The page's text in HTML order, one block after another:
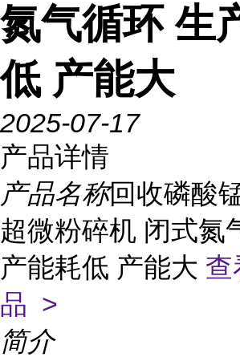
氮气循环 生
低 产能大
2025-07-17
产品详情
产品名称回收磷酸
超微粉碎机 闭式氮
产能耗低 产能大 查
品 >
简介